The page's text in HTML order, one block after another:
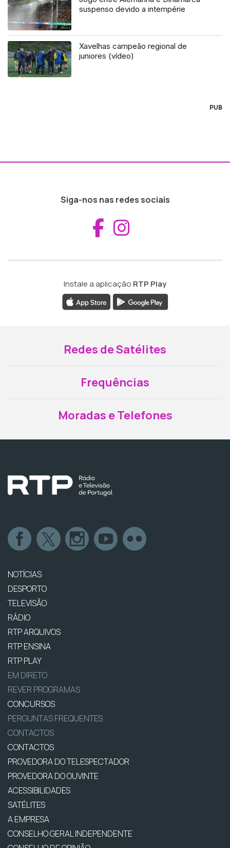
suspenso devido a intempérie
Xavelhas campeão regional de
juniores (vídeo)
PUB
Siga-nos nas redes sociais
Aceder ao
Instale a aplicação RTP Play
Redes de Satélites
Frequências
Moradas e Telefones
NOTÍCIAS
DESPORTO
TELEVISÃO
RÁDIO
RTP ARQUIVOS
RTP ENSINA
RTP PLAY
EM DIRETO
REVER PROGRAMAS
CONCURSOS
PERGUNTAS FREQUENTES
CONTACTOS
CONTACTOS
PROVEDORA DO TELESPECTADOR
PROVEDORA DO OUVINTE
ACESSIBILIDADES
SATÉLITES
A EMPRESA
CONSELHO GERAL INDEPENDENTE